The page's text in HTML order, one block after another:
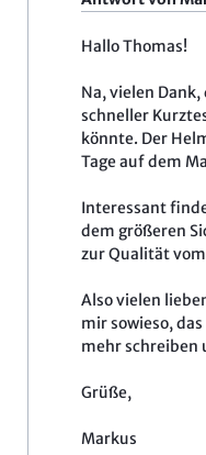
Hallo Thomas!
Na, vielen
schneller
könnte. Der
Tage auf dem
Interessant
dem größeren
zur Qualität vom
Also vielen
mir sowieso,
mehr schreiben
Grüße,
Markus